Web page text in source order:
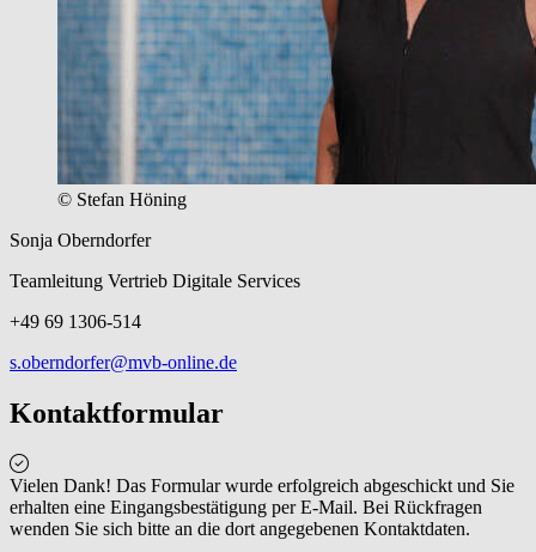
© Stefan Höning
Sonja Oberndorfer
Teamleitung Vertrieb Digitale Services
+49 69 1306-514
s.oberndorfer@mvb-online.de
Kontaktformular
Vielen Dank! Das Formular wurde erfolgreich abgeschickt und Sie
erhalten eine Eingangsbestätigung per E-Mail. Bei Rückfragen
wenden Sie sich bitte an die dort angegebenen Kontaktdaten.